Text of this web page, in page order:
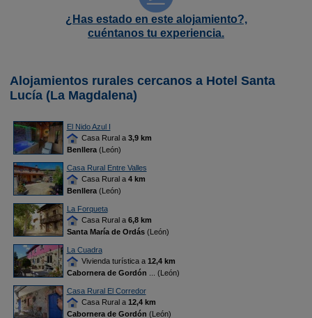
¿Has estado en este alojamiento?,
cuéntanos tu experiencia.
Alojamientos rurales cercanos a Hotel Santa
Lucía (La Magdalena)
El Nido Azul I
Casa Rural a 3,9 km
Benllera(León)
Casa Rural Entre Valles
Casa Rural a 4 km
Benllera(León)
La Forqueta
Casa Rural a 6,8 km
Santa María de Ordás(León)
La Cuadra
Vivienda turística a 12,4 km
Cabornera de Gordón
... (León)
Casa Rural El Corredor
Casa Rural a 12,4 km
Cabornera de Gordón (León)